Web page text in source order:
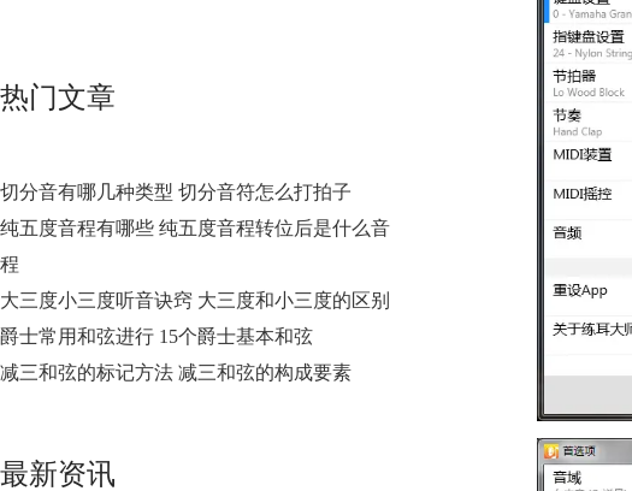
热门文章
切分音有哪几种类型 切分音符怎么打拍子
纯五度音程有哪些 纯五度音程转位后是什么音
程
大三度小三度听音诀窍 大三度和小三度的区别
爵士常用和弦进行 15个爵士基本和弦
减三和弦的标记方法 减三和弦的构成要素
最新资讯